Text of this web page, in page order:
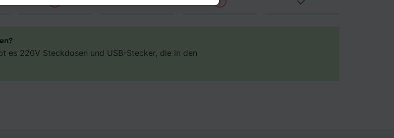
es 220V Steckdosen und USB-Stecker, die in den
Sie dazu bitte unten oder besuchen Sie
Zwecke verwendet, wenn Sie uns gebeten
nicht zu verfolgen.
Daten, um Folgendes bereitzustellen: